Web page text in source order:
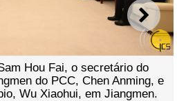
Hou Fai, o secretário do
do PCC, Chen Anming, e
Wu Xiaohui, em Jiangmen.